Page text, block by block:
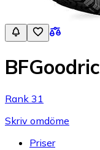
Rank 31
Skriv omdöme
Priser